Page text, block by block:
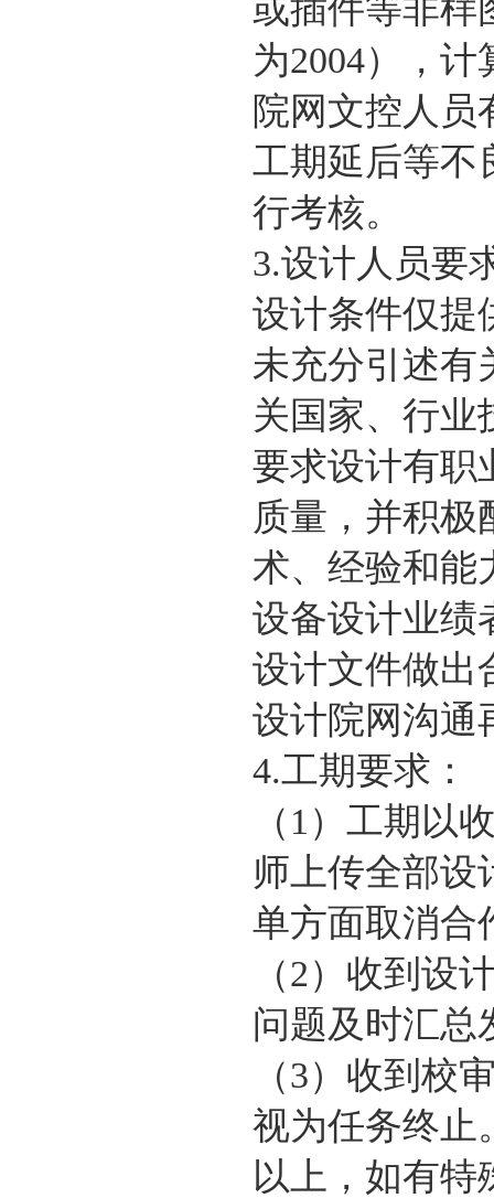
或插件等非样
为2004），计
院网文控人员
工期延后等不
行考核。
3.设计人员要
设计条件仅提
未充分引述有
关国家、行业
要求设计有职
质量，并积极
术、经验和能
设备设计业绩
设计文件做出
设计院网沟通
4.工期要求：
（1）工期以
师上传全部设
单方面取消合
（2）收到设
问题及时汇总
（3）收到校
视为任务终止
以上，如有特